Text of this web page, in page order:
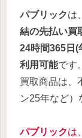
パブリックは、
結の先払い買
24時間365日 (
利用可能です。
買取商品は、
ン25年など）
パブリックは